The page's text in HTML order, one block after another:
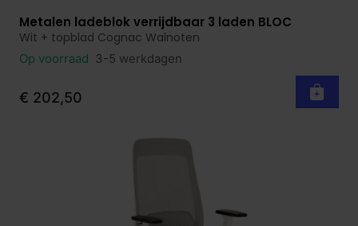
Bekijk product
Metalen ladeblok verrijdbaar 3 laden BLOC
Wit + topblad Cognac Walnoten
Op voorraad 3-5 werkdagen
€ 202,50